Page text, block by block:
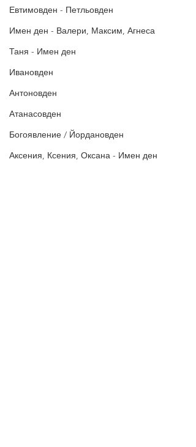
Евтимовден - Петльовден
Имен ден - Валери, Максим, Агнеса
Таня - Имен ден
Ивановден
Антоновден
Атанасовден
Богоявление / Йордановден
Аксения, Ксения, Оксана - Имен ден
БЛАГОДАРИМ!